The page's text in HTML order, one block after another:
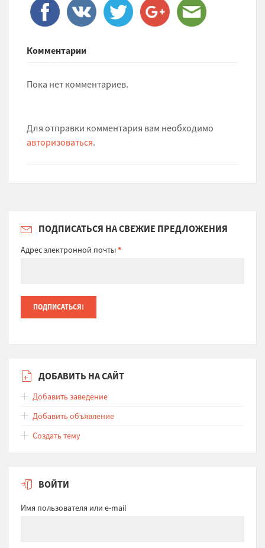
Комментарии
Пока нет комментариев.
Для отправки комментария вам необходимо
авторизоваться.
ПОДПИСАТЬСЯ НА СВЕЖИЕ ПРЕДЛОЖЕНИЯ
Адрес электронной почты*
ДОБАВИТЬ НА САЙТ
Добавить заведение
Добавить объявление
Создать тему
ВОЙТИ
Имя пользователя или e-mail